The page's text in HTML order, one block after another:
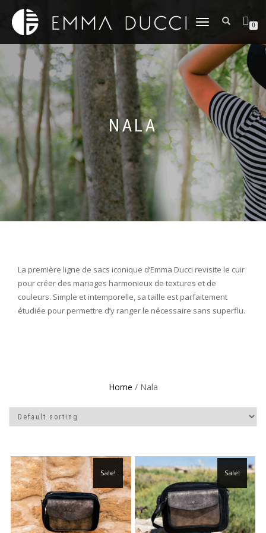
DÉPLIER
NAVIGATION
0
NALA
La première ligne de sacs iconique d’Emma Ducci revisite le cuir
pour créer des mariages harmonieux de textures et de
couleurs. Simple et intemporelle, sa taille est parfaitement
étudiée pour permettre d’y ranger le nécessaire sans superflu.
Home / Nala
Sale! Sale!